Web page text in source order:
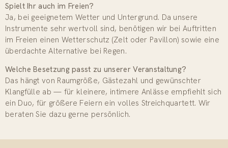
Spielt Ihr auch im Freien?
Ja, bei geeignetem Wetter und Untergrund. Da unsere
Instrumente sehr wertvoll sind, benötigen wir bei Auftritten
im Freien einen Wetterschutz (Zelt oder Pavillon) sowie eine
überdachte Alternative bei Regen.
Welche Besetzung passt zu unserer Veranstaltung?
Das hängt von Raumgröße, Gästezahl und gewünschter
Klangfülle ab — für kleinere, intimere Anlässe empfiehlt sich
ein Duo, für größere Feiern ein volles Streichquartett. Wir
beraten Sie dazu gerne persönlich.